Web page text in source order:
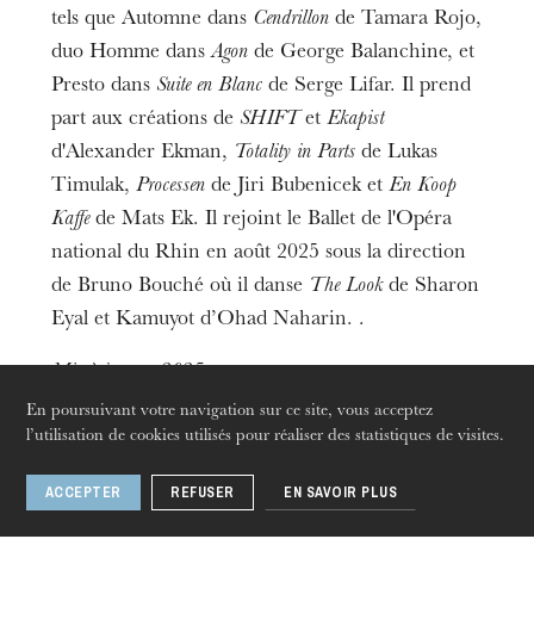
En poursuivant votre navigation sur ce site, vous acceptez
l’utilisation de cookies utilisés pour réaliser des statistiques de visites.
ACCEPTER REFUSER EN SAVOIR PLUS
L’OnR avec vous
Visites de l’Opéra de
tels que Automne dans Cendrillon de Tamara Rojo,
duo Homme dansAgon de George Balanchine, et
Presto dans Suite en Blanc de Serge Lifar. Il prend
part aux créations de SHIFT etEkapist
d'Alexander Ekman, Totality in Parts de Lukas
Timulak,Processen de Jiri Bubenicek etEn Koop
Kaffede Mats Ek. Il rejoint le Ballet de l'Opéra
national du Rhin en août 2025 sous la direction
de Bruno Bouché où il danse The Lookde Sharon
Eyal et Kamuyot d’Ohad Naharin. .
Membre de
Ballet de l'Opéra national du Rhin